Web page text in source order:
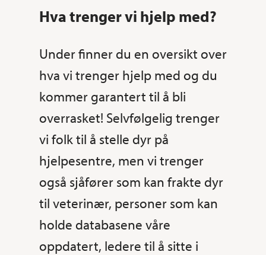
Hva trenger vi hjelp med?
Under finner du en oversikt over
hva vi trenger hjelp med og du
kommer garantert til å bli
overrasket! Selvfølgelig trenger
vi folk til å stelle dyr på
hjelpesentre, men vi trenger
også sjåfører som kan frakte dyr
til veterinær, personer som kan
holde databasene våre
oppdatert, ledere til å sitte i